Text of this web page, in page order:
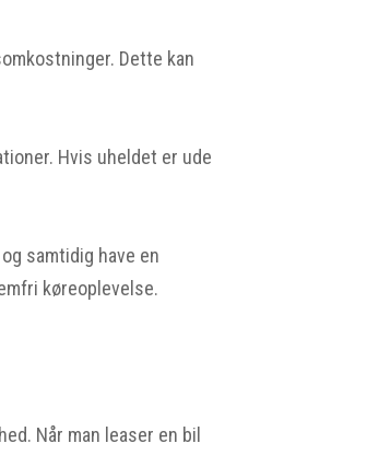
Dette kan
Hvis uheldet er ude
samtidig have en
køreoplevelse.
Når man leaser en bil